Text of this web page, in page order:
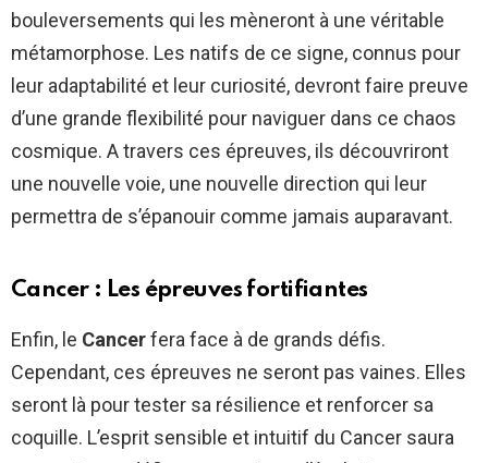
bouleversements qui les mèneront à une véritable
métamorphose. Les natifs de ce signe, connus pour
leur adaptabilité et leur curiosité, devront faire preuve
d’une grande flexibilité pour naviguer dans ce chaos
cosmique. A travers ces épreuves, ils découvriront
une nouvelle voie, une nouvelle direction qui leur
permettra de s’épanouir comme jamais auparavant.
Cancer : Les épreuves fortifiantes
Enfin, le Cancerfera face à de grands défis.
Cependant, ces épreuves ne seront pas vaines. Elles
seront là pour tester sa résilience et renforcer sa
coquille. L’esprit sensible et intuitif du Cancer saura